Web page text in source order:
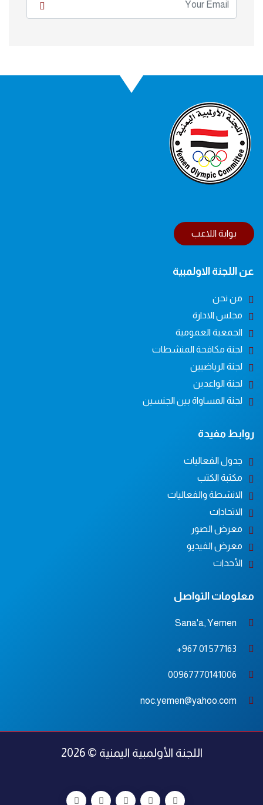
بوابة اللاعب
عن اللجنة الاولمبية
من نحن
مجلس الادارة
الجمعية العمومية
لجنة مكافحة المنشطات
لجنة الرياضيين
لجنة الواعدين
لجنة المساواة بين الجنسين
روابط مفيدة
جدول الفعاليات
مكتبة الكتب
الانشطة والفعاليات
الاتحادات
معرض الصور
معرض الفيديو
الأحداث
معلومات التواصل
Sana'a, Yemen
577163 01 967+
00967770141006
noc.yemen@yahoo.com
اللجنة الأولمبية اليمنية © 2026